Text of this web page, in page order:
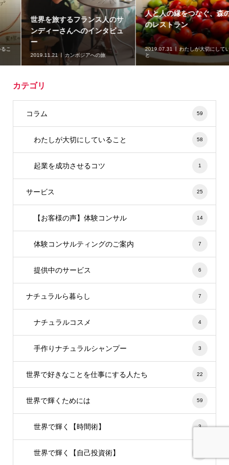
人と人の縁をつなぐ、森の中
のレストラン
2019.07.31
わたしが大切にしているこ
Green beautyに魅了された
世界中の人たちと一緒にスタ
ートラインに立つ
2019.07.15 ナチュラルコスメ
カテゴリ
コラム 59
わたしが大切にしていること 58
起業を成功させるコツ 1
サービス 25
【お客様の声】体験コンサル 14
体験コンサルティングのご案内 7
提供中のサービス 6
ナチュラルら暮らし 7
ナチュラルコスメ 4
手作りナチュラルシャンプー 3
世界で好きなことを仕事にする人たち 22
世界で輝くためには 59
世界で輝く【時間術】 3
世界で輝く【自己投資術】